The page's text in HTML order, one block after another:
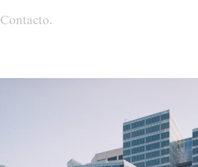
Contacto.